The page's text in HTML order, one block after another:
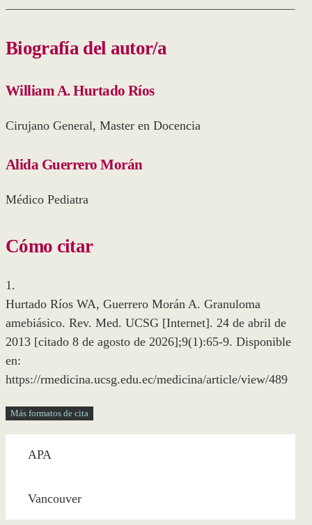
Biografía del autor/a
William A. Hurtado Ríos
Cirujano General, Master en Docencia
Alida Guerrero Morán
Médico Pediatra
Cómo citar
1.
Hurtado Ríos WA, Guerrero Morán A. Granuloma
amebiásico. Rev. Med. UCSG [Internet]. 24 de abril de
2013 [citado 8 de agosto de 2026];9(1):65-9. Disponible
en:
https://rmedicina.ucsg.edu.ec/medicina/article/view/489
Más formatos de cita
APA
Vancouver